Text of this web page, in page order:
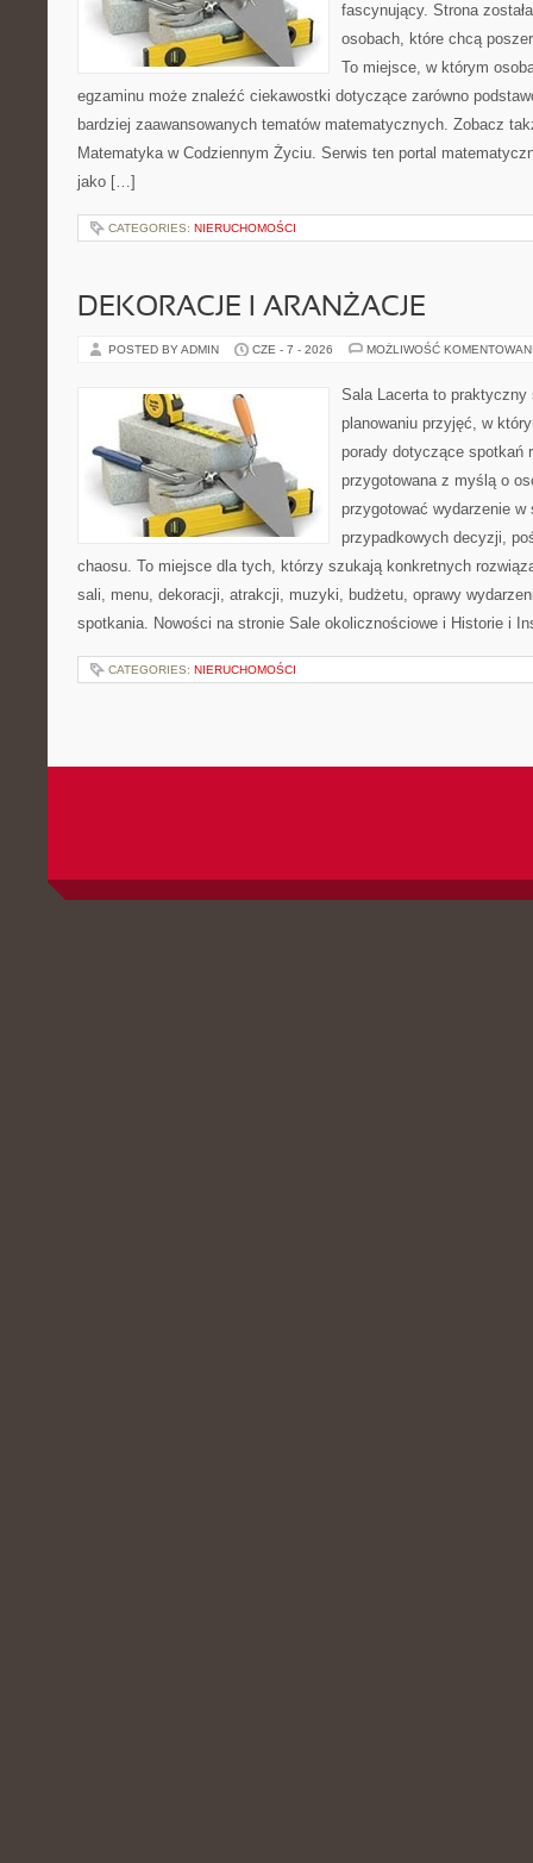
fascynujący. Strona
osobach, które chcą
To miejsce, w którym
egzaminu może znaleźć ciekawostki dotyczące zarówno
bardziej zaawansowanych tematów matematycznych. Zobacz
Matematyka w Codziennym Życiu. Serwis ten portal
jako […]
CATEGORIES: NIERUCHOMOŚCI
DEKORACJE I ARANŻACJE
POSTED BY ADMIN CZE - 7 - 2026 MOŻLIWOŚĆ
Sala Lacerta to praktyczny
planowaniu przyjęć, w
porady dotyczące spotkań
przygotowana z myślą o
przygotować wydarzenie
przypadkowych decyzji,
chaosu. To miejsce dla tych, którzy szukają konkretnych
sali, menu, dekoracji, atrakcji, muzyki, budżetu, oprawy
spotkania. Nowości na stronie Sale okolicznościowe i Historie i
CATEGORIES: NIERUCHOMOŚCI